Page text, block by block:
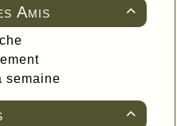

Amis
semaine
